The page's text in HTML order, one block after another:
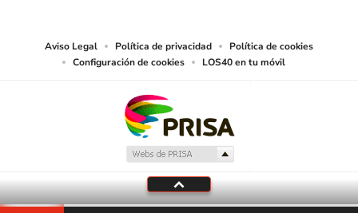
Aviso Legal Política de privacidad
Política de cookies
Configuración de cookies
LOS40 en tu móvil